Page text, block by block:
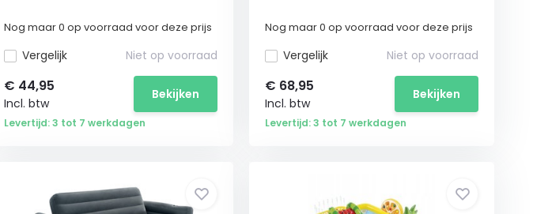
Nog maar 0 op voorraad voor deze prijs
Vergelijk Niet op voorraad
€ 44,95
Incl. btw
Bekijken
Levertijd: 3 tot 7 werkdagen
Nog maar 0 op voorraad voor deze prijs
Vergelijk Niet op voorraad
€ 68,95
Incl. btw
Bekijken
Levertijd: 3 tot 7 werkdagen